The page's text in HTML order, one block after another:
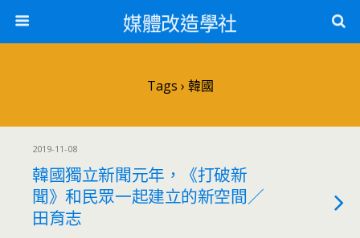
媒體改造學社
Tags › 韓國
2019-11-08
韓國獨立新聞元年，《打破新
聞》和民眾一起建立的新空間／
田育志